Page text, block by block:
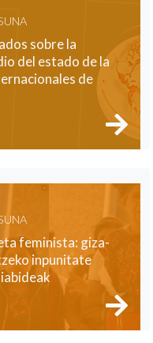
sobre la
del estado de la
de
feminista: giza-
inpunitate